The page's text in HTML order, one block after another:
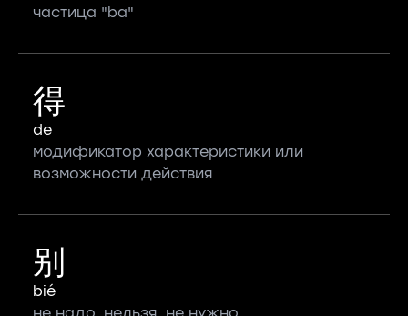
частица "ba"
得
de
модификатор характеристики или
возможности действия
别
bié